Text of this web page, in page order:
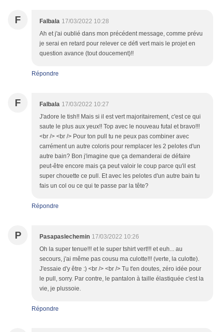
F Falbala 17/03/2022 10:28
Ah et j'ai oublié dans mon précédent message, comme prévu
je serai en retard pour relever ce défi vert mais le projet en
question avance (tout doucement)!!
Répondre
F Falbala 17/03/2022 10:27
J'adore le tish!! Mais si il est vert majoritairement, c'est ce qui
saute le plus aux yeux!! Top avec le nouveau futal et bravo!!!
<br /> <br /> Pour ton pull tu ne peux pas combiner avec
carrément un autre coloris pour remplacer les 2 pelotes d'un
autre bain? Bon j'imagine que ça demanderai de défaire
peut-être encore mais ça peut valoir le coup parce qu'il est
super chouette ce pull. Et avec les pelotes d'un autre bain tu
fais un col ou ce qui te passe par la tête?
Répondre
P Pasapaslechemin 17/03/2022 10:26
Oh la super tenue!!! et le super tshirt vert!!! et euh... au
secours, j'ai même pas cousu ma culotte!!! (verte, la culotte).
J'essaie d'y être :) <br /> <br /> Tu t'en doutes, zéro idée pour
le pull, sorry. Par contre, le pantalon à taille élastiquée c'est la
vie, je plussoie.
Répondre